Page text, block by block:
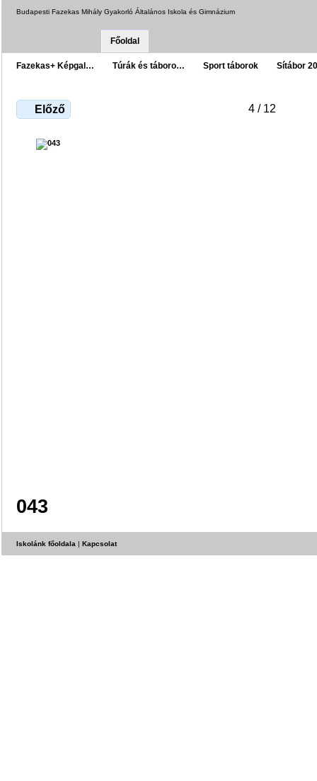
Budapesti Fazekas Mihály Gyakorló Általános Iskola és Gimnázium
Főoldal
Fazekas+ Képgal… Túrák és táboro… Sport táborok Sítábor
Előző 4 / 12
043
Iskolánk főoldala | Kapcsolat